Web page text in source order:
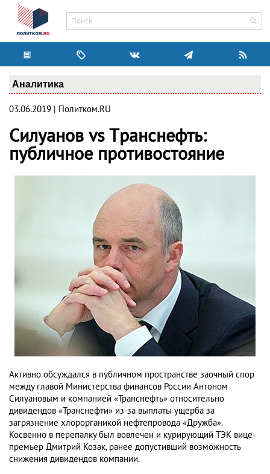
Аналитика
03.06.2019 | Политком.RU
Силуанов vs Tранснефть:
публичное противостояние
Активно обсуждался в публичном пространстве заочный спор
между главой Министерства финансов России Антоном
Силуановым и компанией «Транснефть» относительно
дивидендов «Транснефти» из-за выплаты ущерба за
загрязнение хлорорганикой нефтепровода «Дружба».
Косвенно в перепалку был вовлечен и курирующий ТЭК вице-
премьер Дмитрий Козак, ранее допустивший возможность
снижения дивидендов компании.